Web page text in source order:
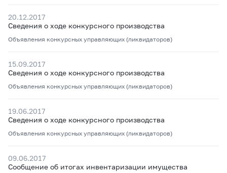
20.12.2017
Сведения о ходе конкурсного производства
Объявления конкурсных управляющих (ликвидаторов)
15.09.2017
Сведения о ходе конкурсного производства
Объявления конкурсных управляющих (ликвидаторов)
19.06.2017
Сведения о ходе конкурсного производства
Объявления конкурсных управляющих (ликвидаторов)
09.06.2017
Сообщение об итогах инвентаризации имущества